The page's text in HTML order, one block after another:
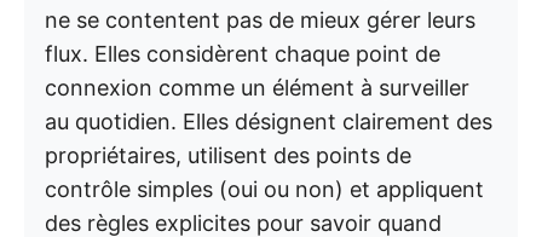
ne se contentent pas de mieux gérer leurs
flux. Elles considèrent chaque point de
connexion comme un élément à surveiller
au quotidien. Elles désignent clairement des
propriétaires, utilisent des points de
contrôle simples (oui ou non) et appliquent
des règles explicites pour savoir quand